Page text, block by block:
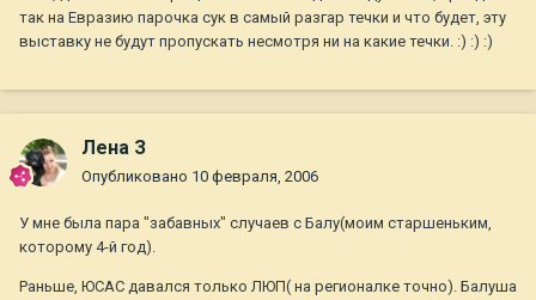
так на Евразию парочка сук в самый разгар течки и что будет, эту
выставку не будут пропускать несмотря ни на какие течки. :) :) :)
Лена З
Опубликовано 10 февраля, 2006
У мне была пара "забавных" случаев с Балу(моим старшеньким,
которому 4-й год).
Раньше, ЮСАС давался только ЛЮП( на регионалке точно). Балуша